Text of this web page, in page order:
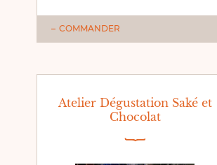
COMMANDER
Atelier Dégustation Saké et
Chocolat